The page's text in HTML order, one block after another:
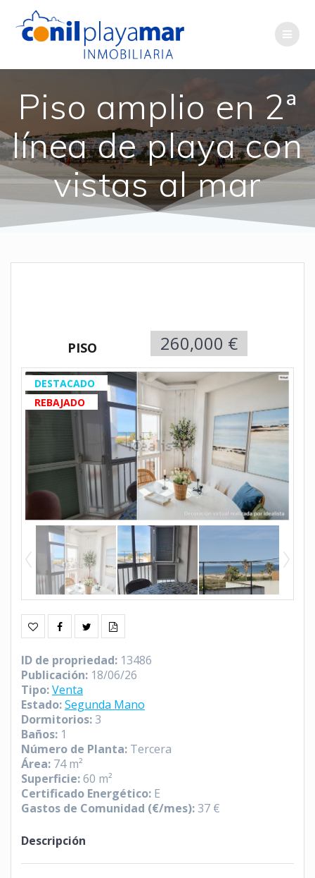
contenido
Piso amplio en 2ª
línea de playa con
vistas al mar
PISO 260,000 €
DESTACADO
REBAJADO
ID de propriedad: 13486
Publicación: 18/06/26
Tipo:Venta
Estado:Segunda Mano
Dormitorios:3
Baños: 1
Número de Planta: Tercera
Área: 74 m²
Superficie:60 m²
Certificado Energético: E
Gastos de Comunidad (€/mes):37 €
Descripción